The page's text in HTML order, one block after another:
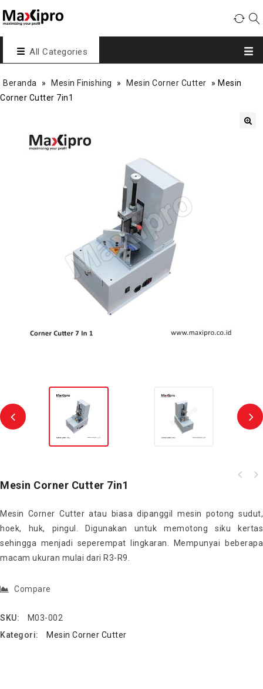
All Categories
Beranda » Mesin Finishing » Mesin Corner Cutter » Mesin
Corner Cutter 7in1
Mesin Corner Cutter 7in1
Mesin Corner Cutter atau biasa dipanggil mesin potong sudut,
hoek, huk, pingul. Digunakan untuk memotong siku kertas
sehingga menjadi seperempat lingkaran. Mempunyai beberapa
macam ukuran mulai dari R3-R9.
Compare
SKU:
M03-002
Kategori:
Mesin Corner Cutter